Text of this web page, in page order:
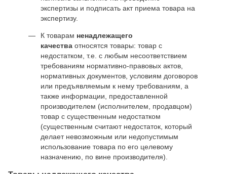
экспертизы и подписать акт приема товара на
экспертизу.
К товарам ненадлежащего
качества относятся товары: товар с
недостатком, т.е. с любым несоответствием
требованиям нормативно-правовых актов,
нормативных документов, условиям договоров
или предъявляемым к нему требованиям, а
также информации, предоставленной
производителем (исполнителем, продавцом)
товар с существенным недостатком
(существенным считают недостаток, который
делает невозможным или недопустимым
использование товара по его целевому
назначению, по вине производителя).